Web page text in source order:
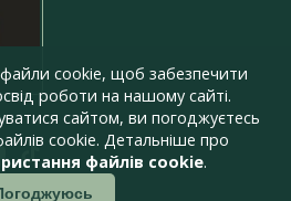
cookie, щоб забезпечити
роботи на нашому сайті.
сайтом, ви погоджуєтесь
cookie. Детальніше про
файлів cookie.